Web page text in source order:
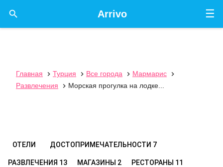
☰
Arrivo

Главная  Турция  Все города  Мармарис

Развлечения
 Морская прогулка на лодке...
ОТЕЛИ ДОСТОПРИМЕЧАТЕЛЬНОСТИ 7
РАЗВЛЕЧЕНИЯ 13 МАГАЗИНЫ 2 РЕСТОРАНЫ 11